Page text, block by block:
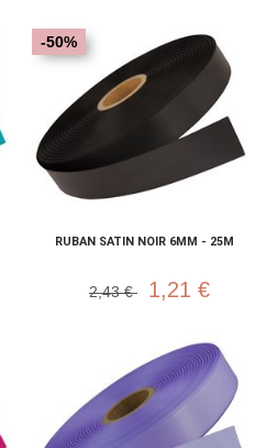
RUBAN SATIN NOIR 6MM - 25M
-50%
2,43 € 1,21 €